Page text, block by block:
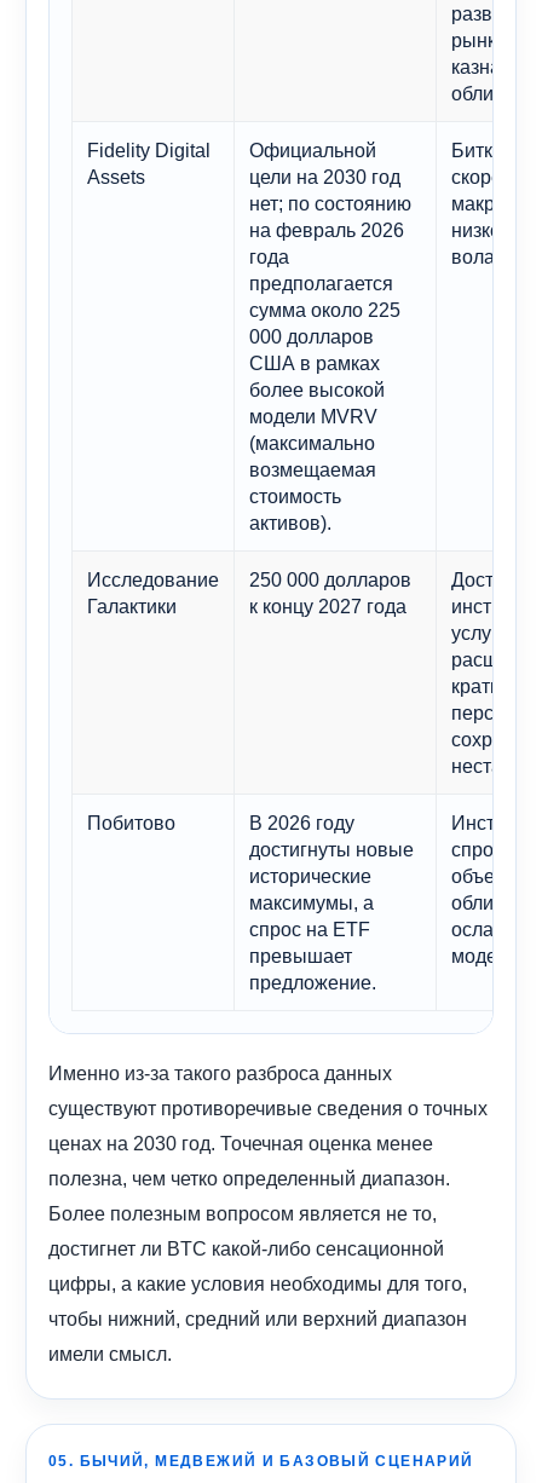
рынках,
Fidelity Digital
Assets
Официальной
цели на 2030 год
нет; по состоянию
на февраль 2026
года
предполагается
сумма около 225
000 долларов
США в рамках
более высокой
модели MVRV
(максимально
возмещаемая
стоимость
активов).
Биткоин
скорее
низкой
Исследование
Галактики
250 000 долларов
к концу 2027 года
Доступ к
услугам
Побитово
В 2026 году
достигнуты новые
исторические
максимумы, а
спрос на ETF
превышает
предложение.
спрос
объем
модель
Именно из-за такого разброса данных
существуют противоречивые сведения о точных
ценах на 2030 год. Точечная оценка менее
полезна, чем четко определенный диапазон.
Более полезным вопросом является не то,
достигнет ли BTC какой-либо сенсационной
цифры, а какие условия необходимы для того,
чтобы нижний, средний или верхний диапазон
имели смысл.
05. БЫЧИЙ, МЕДВЕЖИЙ И БАЗОВЫЙ СЦЕНАРИЙ